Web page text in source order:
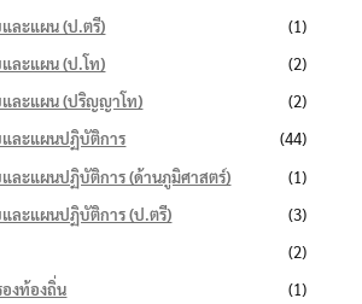
และแผน (ป.ตรี)
(1)
และแผน (ป.โท)
(2)
และแผน (ปริญญาโท)
(2)
และแผนปฏิบัติการ
(44)
และแผนปฏิบัติการ (ด้านภูมิศาสตร์)
(1)
และแผนปฏิบัติการ (ป.ตรี)
(3)
(2)
องท้องถิ่น
(1)